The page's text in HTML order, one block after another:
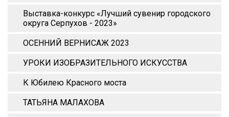
Выставка-конкурс «Лучший сувенир городского
округа Серпухов - 2023»
ОСЕННИЙ ВЕРНИСАЖ 2023
УРОКИ ИЗОБРАЗИТЕЛЬНОГО ИСКУССТВА
К Юбилею Красного моста
ТАТЬЯНА МАЛАХОВА